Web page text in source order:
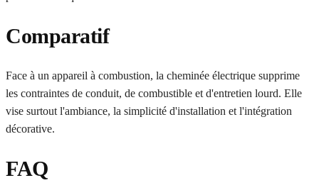
Comparatif
Face à un appareil à combustion, la cheminée électrique supprime
les contraintes de conduit, de combustible et d'entretien lourd. Elle
vise surtout l'ambiance, la simplicité d'installation et l'intégration
décorative.
FAQ